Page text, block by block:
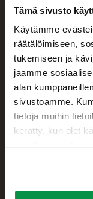
Tämä sivusto
Käytämme
räätälöimiseen,
tukemiseen ja
jaamme
alan
sivustoamme.
tietoja muihin
kerätty, kun olet
+358 207 200 20
Reka Kaapeli Oy
Kaapelikatu 2
05800 HYVINKÄÄ
FINLAND
Tekninen asiakastuki